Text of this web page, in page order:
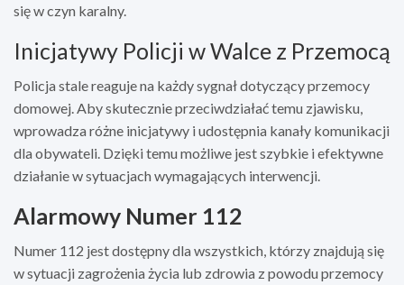
się w czyn karalny.
Inicjatywy Policji w Walce z Przemocą
Policja stale reaguje na każdy sygnał dotyczący przemocy
domowej. Aby skutecznie przeciwdziałać temu zjawisku,
wprowadza różne inicjatywy i udostępnia kanały komunikacji
dla obywateli. Dzięki temu możliwe jest szybkie i efektywne
działanie w sytuacjach wymagających interwencji.
Alarmowy Numer 112
Numer 112 jest dostępny dla wszystkich, którzy znajdują się
w sytuacji zagrożenia życia lub zdrowia z powodu przemocy